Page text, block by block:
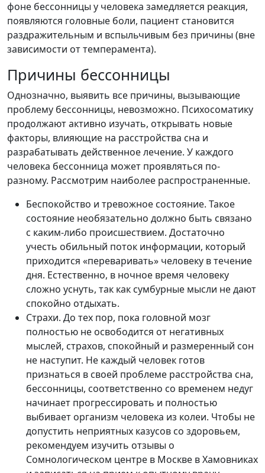
фоне бессонницы у человека замедляется реакция,
появляются головные боли, пациент становится
раздражительным и вспыльчивым без причины (вне
зависимости от темперамента).
Причины бессонницы
Однозначно, выявить все причины, вызывающие
проблему бессонницы, невозможно. Психосоматику
продолжают активно изучать, открывать новые
факторы, влияющие на расстройства сна и
разрабатывать действенное лечение. У каждого
человека бессонница может проявляться по-
разному. Рассмотрим наиболее распространенные.
Беспокойство и тревожное состояние. Такое
состояние необязательно должно быть связано
с каким-либо происшествием. Достаточно
учесть обильный поток информации, который
приходится «переваривать» человеку в течение
дня. Естественно, в ночное время человеку
сложно уснуть, так как сумбурные мысли не дают
спокойно отдыхать.
Страхи. До тех пор, пока головной мозг
полностью не освободится от негативных
мыслей, страхов, спокойный и размеренный сон
не наступит. Не каждый человек готов
признаться в своей проблеме расстройства сна,
бессонницы, соответственно со временем недуг
начинает прогрессировать и полностью
выбивает организм человека из колеи. Чтобы не
допустить неприятных казусов со здоровьем,
рекомендуем изучить отзывы о
Сомнологическом центре в Москве в Хамовниках